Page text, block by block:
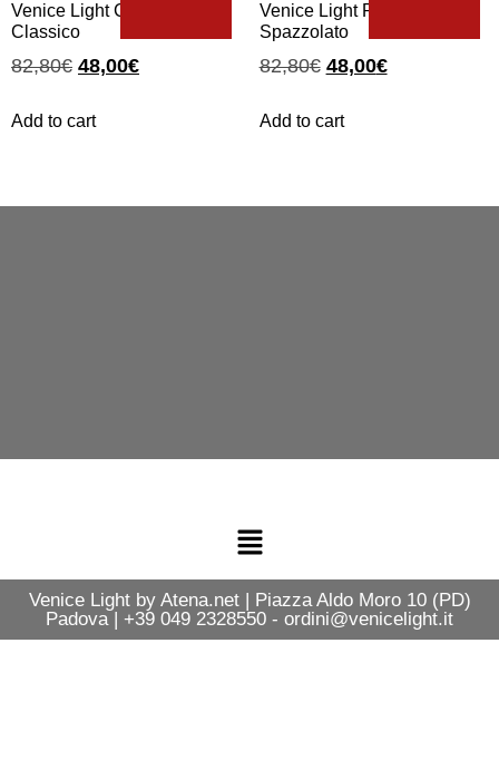
Venice Light Corte Nero
Classico
82,80€ 48,00€
Add to cart
Venice Light Riva Oro
Spazzolato
82,80€ 48,00€
Add to cart
Venice Light by Atena.net | Piazza Aldo Moro 10 (PD)
Padova | +39 049 2328550 - ordini@venicelight.it